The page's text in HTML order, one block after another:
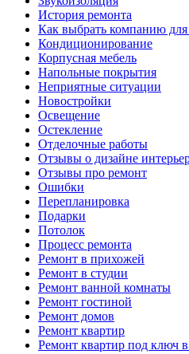
История ремонта
Как выбрать компанию для
Кондиционирование
Корпусная мебель
Напольные покрытия
Неприятные ситуации
Новостройки
Освещение
Остекление
Отделочные работы
Отзывы о дизайне
Отзывы про ремонт
Ошибки
Перепланировка
Подарки
Потолок
Процесс ремонта
Ремонт в прихожей
Ремонт в студии
Ремонт ванной комнаты
Ремонт гостиной
Ремонт домов
Ремонт квартир
Ремонт квартир под ключ